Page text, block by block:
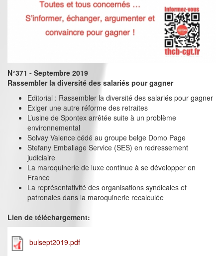
N°371 - Septembre 2019
Rassembler la diversité des salariés pour gagner
Editorial : Rassembler la diversité des salariés pour gagner
Exiger une autre réforme des retraites
L’usine de Spontex arrêtée suite à un problème
environnemental
Solvay Valence cédé au groupe belge Domo Page
Stefany Emballage Service (SES) en redressement
judiciaire
La maroquinerie de luxe continue à se développer en
France
La représentativité des organisations syndicales et
patronales dans la maroquinerie recalculée
Lien de téléchargement:
bulsept2019.pdf